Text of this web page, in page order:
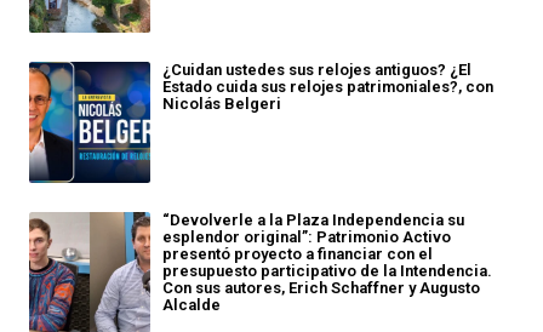
¿Cuidan ustedes sus relojes antiguos? ¿El
Estado cuida sus relojes patrimoniales?, con
Nicolás Belgeri
“Devolverle a la Plaza Independencia su
esplendor original”: Patrimonio Activo
presentó proyecto a financiar con el
presupuesto participativo de la Intendencia.
Con sus autores, Erich Schaffner y Augusto
Alcalde